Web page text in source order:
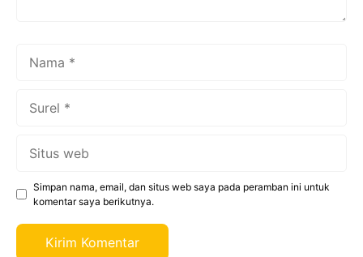
Simpan nama, email, dan situs web saya pada peramban ini untuk
komentar saya berikutnya.